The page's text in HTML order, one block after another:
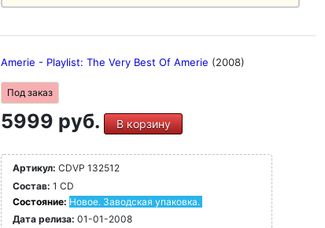
Amerie - Playlist: The Very Best Of Amerie (2008)
Под заказ
5999 руб. В корзину
Артикул: CDVP 132512
Состав: 1 CD
Состояние: Новое. Заводская упаковка.
Дата релиза: 01-01-2008